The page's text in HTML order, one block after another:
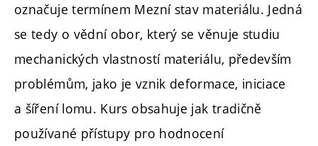
označuje termínem Mezní stav materiálu. Jedná
se tedy o vědní obor, který se věnuje studiu
mechanických vlastností materiálu, především
problémům, jako je vznik deformace, iniciace
a šíření lomu. Kurs obsahuje jak tradičně
používané přístupy pro hodnocení